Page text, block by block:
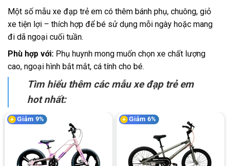
Một số mẫu xe đạp trẻ em có thêm bánh phụ, chuông, giỏ
xe tiện lợi – thích hợp để bé sử dụng mỗi ngày hoặc mang
đi dã ngoại cuối tuần.
Phù hợp với: Phụ huynh mong muốn chọn xe chất lượng
cao, ngoại hình bắt mắt, cá tính cho bé.
Tìm hiểu thêm các mẫu xe đạp trẻ em
hot nhất:
Giảm 9% Giảm 6%